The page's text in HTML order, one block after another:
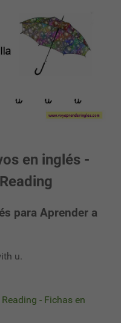
en inglés -
para Aprender a
u.
- Fichas en